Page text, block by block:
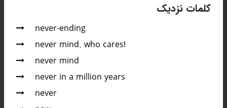
کلمات نزدیک
never-ending
never mind. who cares!
never mind
never in a million years
never